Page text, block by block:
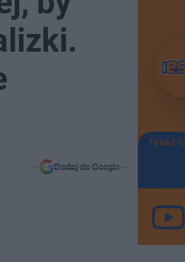
Dodaj do Google
TERAZ